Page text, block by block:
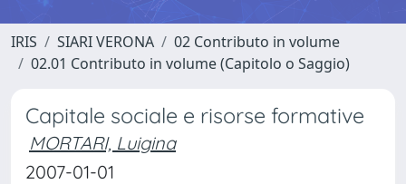
IRIS SIARI VERONA
02 Contributo in volume
02.01 Contributo in volume (Capitolo o Saggio)
Capitale sociale e risorse formative
MORTARI, Luigina
2007-01-01